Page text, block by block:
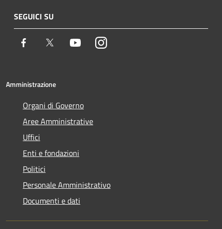
SEGUICI SU
Facebook Twitter YoutubeInstagram
Amministrazione
Organi di Governo
Aree Amministrative
Uffici
Enti e fondazioni
Politici
Personale Amministrativo
Documenti e dati